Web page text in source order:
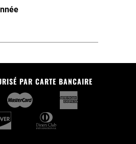
PAR CARTE BANCAIRE